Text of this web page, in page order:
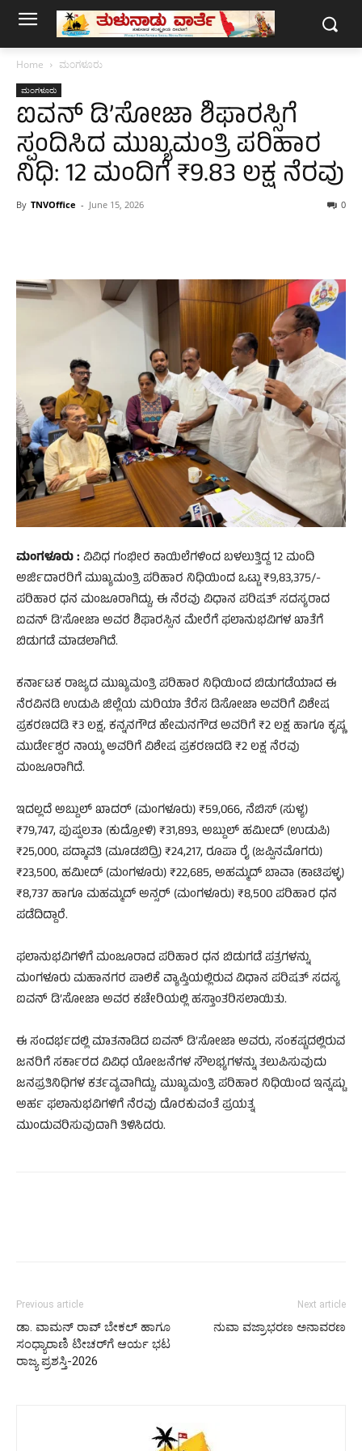
Home ಮಂಗಳೂರು
ಮಂಗಳೂರು
ಐವನ್ ಡಿ’ಸೋಜಾ ಶಿಫಾರಸ್ಸಿಗೆ
ಸ್ಪಂದಿಸಿದ ಮುಖ್ಯಮಂತ್ರಿ ಪರಿಹಾರ
ನಿಧಿ: 12 ಮಂದಿಗೆ ₹9.83 ಲಕ್ಷ ನೆರವು
By TNVOffice - June 15, 2026 0
ಮಂಗಳೂರು : ವಿವಿಧ ಗಂಭೀರ ಕಾಯಿಲೆಗಳಿಂದ ಬಳಲುತ್ತಿದ್ದ 12 ಮಂದಿ
ಅರ್ಜಿದಾರರಿಗೆ ಮುಖ್ಯಮಂತ್ರಿ ಪರಿಹಾರ ನಿಧಿಯಿಂದ ಒಟ್ಟು ₹9,83,375/-
ಪರಿಹಾರ ಧನ ಮಂಜೂರಾಗಿದ್ದು, ಈ ನೆರವು ವಿಧಾನ ಪರಿಷತ್ ಸದಸ್ಯರಾದ
ಐವನ್ ಡಿ’ಸೋಜಾ ಅವರ ಶಿಫಾರಸ್ಸಿನ ಮೇರೆಗೆ ಫಲಾನುಭವಿಗಳ ಖಾತೆಗೆ
ಬಿಡುಗಡೆ ಮಾಡಲಾಗಿದೆ.
ಕರ್ನಾಟಕ ರಾಜ್ಯದ ಮುಖ್ಯಮಂತ್ರಿ ಪರಿಹಾರ ನಿಧಿಯಿಂದ ಬಿಡುಗಡೆಯಾದ ಈ
ನೆರವಿನಡಿ ಉಡುಪಿ ಜಿಲ್ಲೆಯ ಮರಿಯಾ ತೆರೆಸ ಡಿಸೋಜಾ ಅವರಿಗೆ ವಿಶೇಷ
ಪ್ರಕರಣದಡಿ ₹3 ಲಕ್ಷ, ಕನ್ನನಗೌಡ ಹೇಮನಗೌಡ ಅವರಿಗೆ ₹2 ಲಕ್ಷ ಹಾಗೂ ಕೃಷ್ಣ
ಮುರ್ಡೇಶ್ವರ ನಾಯ್ಕ ಅವರಿಗೆ ವಿಶೇಷ ಪ್ರಕರಣದಡಿ ₹2 ಲಕ್ಷ ನೆರವು
ಮಂಜೂರಾಗಿದೆ.
ಇದಲ್ಲದೆ ಅಬ್ದುಲ್ ಖಾದರ್ (ಮಂಗಳೂರು) ₹59,066, ನೆಬಿಸ್ (ಸುಳ್ಯ)
₹79,747, ಪುಷ್ಪಲತಾ (ಕುದ್ರೋಳಿ) ₹31,893, ಅಬ್ದುಲ್ ಹಮೀದ್ (ಉಡುಪಿ)
₹25,000, ಪದ್ಮಾವತಿ (ಮೂಡಬಿದ್ರಿ) ₹24,217, ರೂಪಾ ರೈ (ಜಪ್ಪಿನಮೊಗರು)
₹23,500, ಹಮೀದ್ (ಮಂಗಳೂರು) ₹22,685, ಅಹಮ್ಮದ್ ಬಾವಾ (ಕಾಟಿಪಳ್ಳ)
₹8,737 ಹಾಗೂ ಮಹಮ್ಮದ್ ಅನ್ಸರ್ (ಮಂಗಳೂರು) ₹8,500 ಪರಿಹಾರ ಧನ
ಪಡೆದಿದ್ದಾರೆ.
ಫಲಾನುಭವಿಗಳಿಗೆ ಮಂಜೂರಾದ ಪರಿಹಾರ ಧನ ಬಿಡುಗಡೆ ಪತ್ರಗಳನ್ನು
ಮಂಗಳೂರು ಮಹಾನಗರ ಪಾಲಿಕೆ ವ್ಯಾಪ್ತಿಯಲ್ಲಿರುವ ವಿಧಾನ ಪರಿಷತ್ ಸದಸ್ಯ
ಐವನ್ ಡಿ’ಸೋಜಾ ಅವರ ಕಚೇರಿಯಲ್ಲಿ ಹಸ್ತಾಂತರಿಸಲಾಯಿತು.
ಈ ಸಂದರ್ಭದಲ್ಲಿ ಮಾತನಾಡಿದ ಐವನ್ ಡಿ’ಸೋಜಾ ಅವರು, ಸಂಕಷ್ಟದಲ್ಲಿರುವ
ಜನರಿಗೆ ಸರ್ಕಾರದ ವಿವಿಧ ಯೋಜನೆಗಳ ಸೌಲಭ್ಯಗಳನ್ನು ತಲುಪಿಸುವುದು
ಜನಪ್ರತಿನಿಧಿಗಳ ಕರ್ತವ್ಯವಾಗಿದ್ದು, ಮುಖ್ಯಮಂತ್ರಿ ಪರಿಹಾರ ನಿಧಿಯಿಂದ ಇನ್ನಷ್ಟು
ಅರ್ಹ ಫಲಾನುಭವಿಗಳಿಗೆ ನೆರವು ದೊರಕುವಂತೆ ಪ್ರಯತ್ನ
ಮುಂದುವರಿಸುವುದಾಗಿ ತಿಳಿಸಿದರು.
Previous article
ಡಾ. ವಾಮನ್ ರಾವ್ ಬೇಕಲ್ ಹಾಗೂ
ಸಂಧ್ಯಾರಾಣಿ ಟೀಚರ್‌ಗೆ ಆರ್ಯ ಭಟ
ರಾಜ್ಯ ಪ್ರಶಸ್ತಿ-2026
Next article
ನುವಾ ವಜ್ರಾಭರಣ ಅನಾವರಣ